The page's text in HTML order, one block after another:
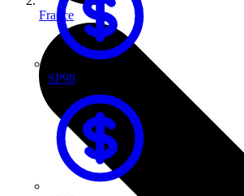
SP98
France